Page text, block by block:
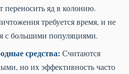
переносить яд в колонию.
требуется время, и не
с большими популяциями.
средства: Считаются
но их эффективность часто